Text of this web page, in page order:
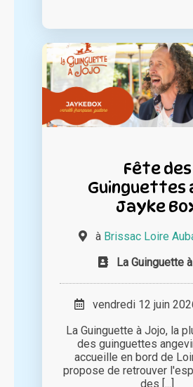
Fête des
Guinguettes
Jayke
à Brissac Loire
La Guinguette
vendredi 12 juin
La Guinguette à Jojo, la
des guinguettes
accueille en bord de
propose de retrouver
des [...]